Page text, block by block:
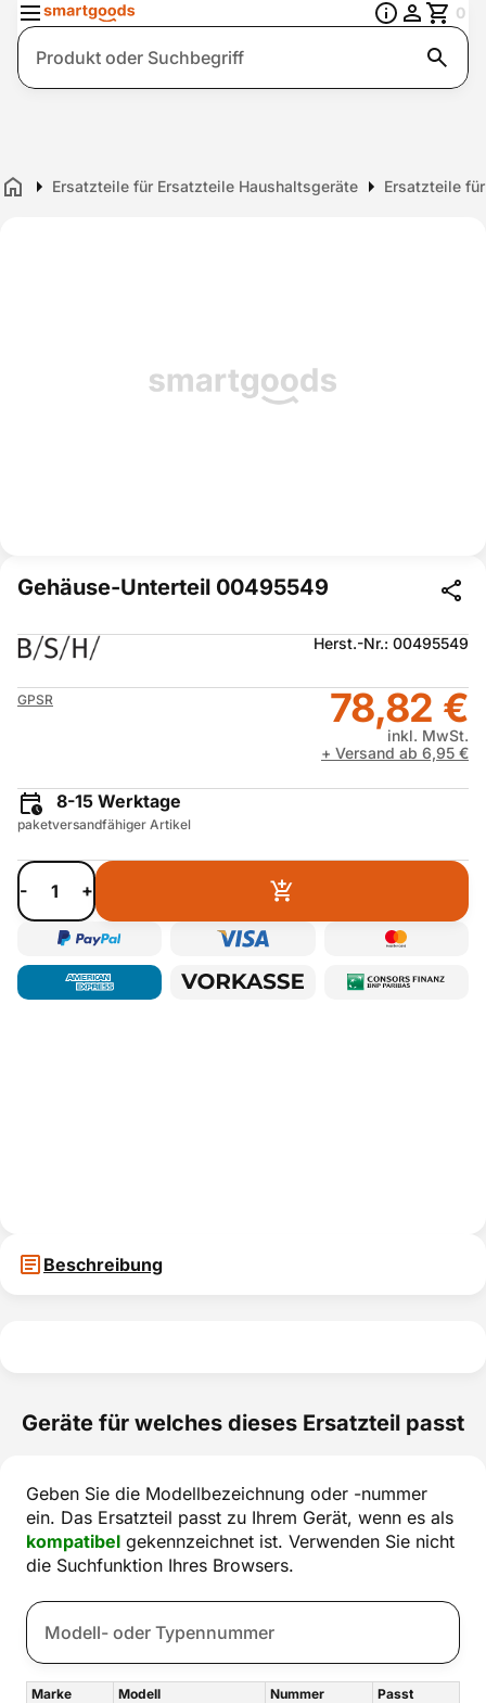
Suche
0
Home Ersatzteile für Ersatzteile Haushaltsgeräte Ersatzteile
Gehäuse-Unterteil 00495549
Herst.-Nr.: 00495549
GPSR 78,82 €
inkl. MwSt.
+ Versand ab 6,95 €
8-15 Werktage
paketversandfähiger Artikel
- +
Beschreibung
Geräte für welches dieses Ersatzteil passt
Geben Sie die Modellbezeichnung oder -nummer
ein. Das Ersatzteil passt zu Ihrem Gerät, wenn es als
kompatibel gekennzeichnet ist. Verwenden Sie nicht
die Suchfunktion Ihres Browsers.
Marke Modell Nummer
Passt